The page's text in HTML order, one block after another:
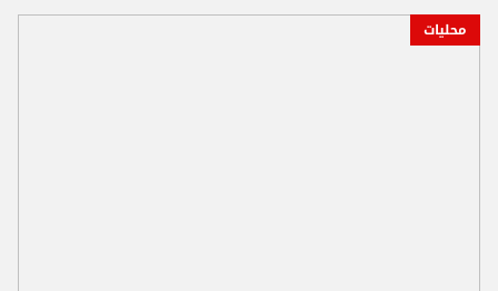
محليات